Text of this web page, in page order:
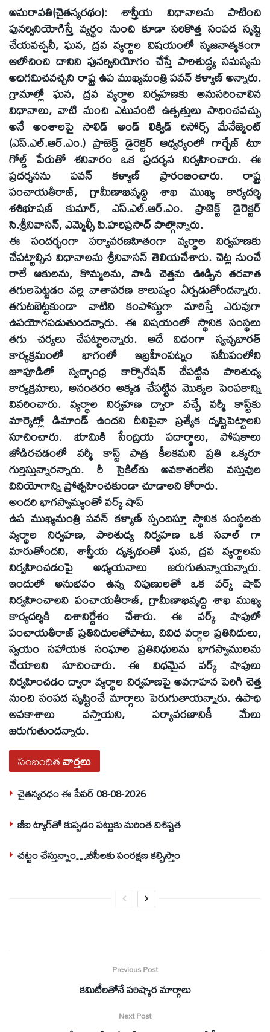
అమరావతి(చైతన్యరథం): శాస్త్రీయ విధానాలను పాటించి
పునర్వినియోగిస్తే వ్యర్థం నుంచి కూడా సరికొత్త సంపద సృష్టి
చేయవచ్చనీ, ఘన, ద్రవ వ్యర్థాల విషయంలో సృజనాత్మకంగా
ఆలోచించి దానిని పునర్వినియోగం చేస్తే పారిశుద్ధ్య సమస్యను
అధిగమిచవచ్చని రాష్ట్ర ఉప ముఖ్యమంత్రి పవన్‌ కళ్యాణ్‌ అన్నారు.
గ్రామాల్లో ఘన, ద్రవ వ్యర్థాల నిర్వహణకు అనుసరించాలిన
విధానాలు, వాటి నుంచి ఎటువంటి ఉత్పత్తులు సాధించవచ్చు
అనే అంశాలపై సాలిడ్‌ అండ్‌ లిక్విడ్‌ రిసోర్స్‌ మేనేజ్మెంట్‌
(ఎస్‌.ఎల్‌.ఆర్‌.ఎం.) ప్రాజెక్ట్‌ డైరెక్టర్‌ ఆధ్వర్యంలో గార్బేజ్‌ టూ
గోల్డ్‌ పేరుతో శనివారం ఒక ప్రదర్శన నిర్వహించారు. ఈ
ప్రదర్శనను పవన్‌ కళ్యాణ్‌ ప్రారంభించారు. రాష్ట్ర
పంచాయతీరాజ్‌, గ్రామీణాభివృద్ధి శాఖ ముఖ్య కార్యదర్శి
శశిభూషణ్‌ కుమార్‌, ఎస్‌.ఎల్‌.ఆర్‌.ఎం. ప్రాజెక్ట్‌ డైరెక్టర్‌
సి.శ్రీనివాసన్‌, ఎమ్మెల్సీ పి.హరిప్రసాద్‌ పాల్గొన్నారు.
ఈ సందర్భంగా పర్యావరణహితంగా వ్యర్థాల నిర్వహణకు
చేపట్టాల్సిన విధానాలను శ్రీనివాసన్‌ తెలియచేశారు. చెట్ల నుంచే
రాలే ఆకులను, కొమ్మలను, పొడి చెత్తను ఊడ్చిన తరవాత
తగులపెట్టడం వల్ల వాతావరణ కాలుష్యం ఏర్పడుతోందన్నారు.
తగుటబెట్టకుండా వాటిని కంపోస్టుగా మారిస్తే ఎరువుగా
ఉపయోగపడుతుందన్నారు. ఈ విషయంలో స్థానిక సంస్థలు
తగు చర్యలు చేపట్టాలన్నారు. అదే విధంగా స్వచ్ఛభారత్‌
కార్యక్రమంలో భాగంలో ఇబ్రహీంపట్నం సమీపంలోని
జూపూడిలో స్వచ్ఛాంధ్ర కార్పొరేషన్‌ చేపట్టిన పారిశుధ్య
కార్యక్రమాలు, అనంతరం అక్కడ చేపట్టిన మొక్కల పెంపకాన్ని
వివరించారు. వ్యర్థాల నిర్వహణ ద్వారా వచ్చే వర్మీ కాస్ట్‌కు
మార్కెట్లో డిమాండ్‌ ఉందని దీనిపైనా ప్రత్యేక దృష్టిపెట్టాలని
సూచించారు. భూమికి సేంద్రియ పదార్థాలు, పోషకాలు
జోడిరచడంలో వర్మీ కాస్ట్‌ పాత్ర కీలకమని ప్రతి ఒక్కరూ
గుర్తిస్తున్నారన్నారు. రీ సైకిల్‌కు అవకాశంలేని వస్తువుల
వినియోగాన్ని ప్రోత్సహించకుండా చూడాలని కోరారు.
అందరి భాగస్వామ్యంతో వర్క్‌ షాప్‌
ఉప ముఖ్యమంత్రి పవన్‌ కళ్యాణ్‌ స్పందిస్తూ స్థానిక సంస్థలకు
వ్యర్థాల నిర్వహణ, పారిశుధ్య నిర్వహణ ఒక సవాల్‌ గా
మారుతోందని, శాస్త్రీయ దృక్పథంతో ఘన, ద్రవ వ్యర్థాలను
నిర్వహించడంపై అధ్యయనాలు జరుగుతున్నాయన్నారు.
ఇందులో అనుభవం ఉన్న నిపుణులతో ఒక వర్క్‌ షాప్‌
నిర్వహించాలని పంచాయతీరాజ్‌, గ్రామీణాభివృద్ధి శాఖ ముఖ్య
కార్యదర్శికి దిశానిర్దేశం చేశారు. ఈ వర్క్‌ షాపులో
పంచాయతీరాజ్‌ ప్రతినిధులతోపాటు, వివిధ వర్గాల ప్రతినిధులు,
స్వయం సహాయక సంఘాల ప్రతినిధులను భాగస్వాములను
చేయాలని సూచించారు. ఈ విధమైన వర్క్‌ షాపులు
నిర్వహించడం ద్వారా వ్యర్థాల నిర్వహణపై అవగాహన పెరిగి చెత్త
నుంచి సంపద సృష్టించే మార్గాలు పెరుగుతాయన్నారు. ఉపాధి
అవకాశాలు వస్తాయని, పర్యావరణానికీ మేలు
జరుగుతుందన్నారు.
సంబంధితవార్తలు
చైతన్యరధం ఈ పేపర్ 08-08-2026
జీఐ ట్యాగ్‌తో కుప్పడం పట్టుకు మరింత విశిష్టత
చట్టం చేస్తున్నాం…బీసీలకు సంరక్షణ కల్పిస్తాం
Previous Post
కమిటీలతోనే పరిష్కార మార్గాలు
Next Post